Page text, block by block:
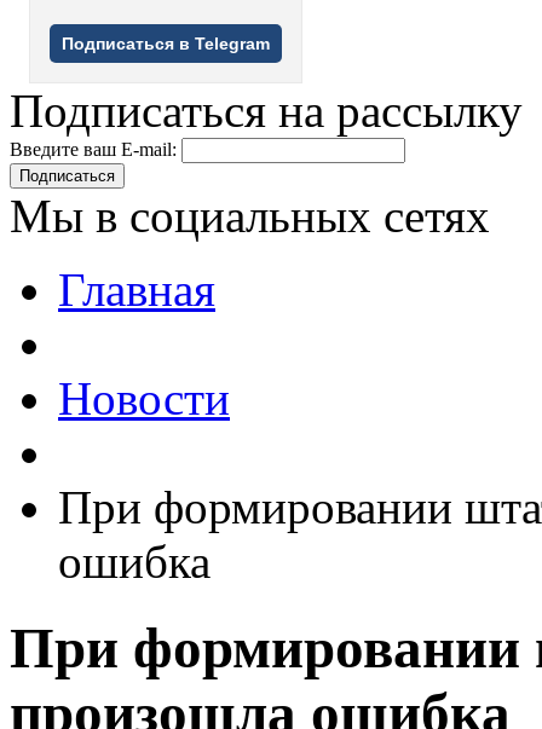
Подписаться в Telegram
Подписаться на рассылку
Введите ваш E-mail:
Подписаться
Мы в социальных сетях
Главная
Новости
При формировании
ошибка
При формировании
произошла ошибка